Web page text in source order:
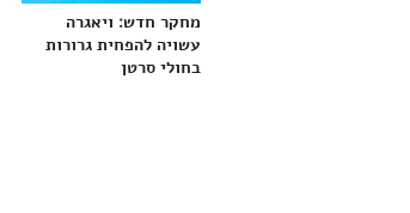
מחקר חדש: ויאגרה
עשויה להפחית גרורות
בחולי סרטן